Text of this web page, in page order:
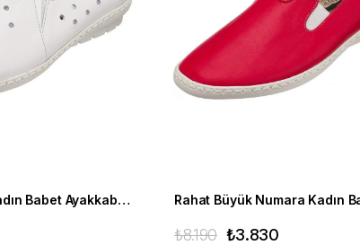
Büyük Numara Kadın Babet Ayakkabı PR 2211 Beyaz
₺3.830
₺8.190